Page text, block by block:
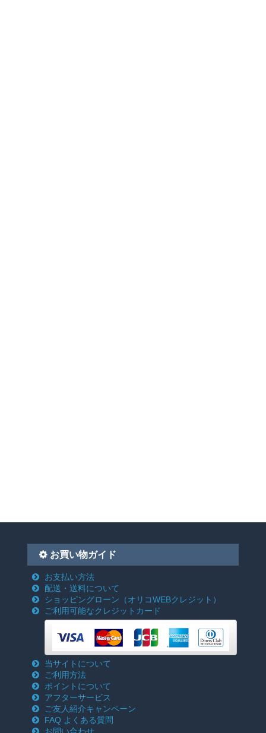
お買い物ガイド
お支払い方法
配送・送料について
ショッピングローン （オリコWEBクレジット）
ご利用可能なクレジットカード
当サイトについて
ご利用方法
ポイントについて
アフターサービス
ご友人紹介キャンペーン
FAQ よくある質問